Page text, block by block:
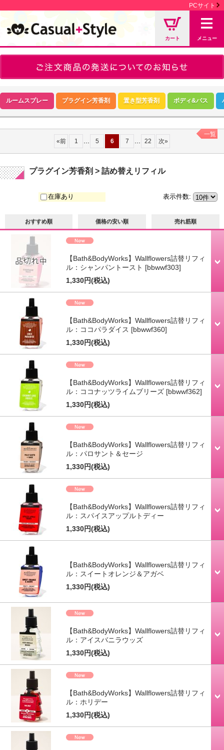
PCサイト
カート メニュー
ルームスプレー プラグイン芳香剤 置き型芳香剤 ボディ&バス
プラグイン芳香剤 > 詰め替えリフィル
一覧
おすすめ順 価格の安い順 売れ筋順
表示件数:
在庫あり
«前 1 5 6 7 22 次»
【Bath&BodyWorks】Wallflowers詰替リフィ
ル：シャンパントースト [bbwwf303]
1,330円(税込)
【Bath&BodyWorks】Wallflowers詰替リフィ
ル：ココパラダイス [bbwwf360]
1,330円(税込)
【Bath&BodyWorks】Wallflowers詰替リフィ
ル：ココナッツライムブリーズ [bbwwf362]
1,330円(税込)
【Bath&BodyWorks】Wallflowers詰替リフィ
ル：パロサント＆セージ
1,330円(税込)
【Bath&BodyWorks】Wallflowers詰替リフィ
ル：スパイスアップルトディー
1,330円(税込)
【Bath&BodyWorks】Wallflowers詰替リフィ
ル：スイートオレンジ＆アガベ
1,330円(税込)
【Bath&BodyWorks】Wallflowers詰替リフィ
ル：アイスバニラウッズ
1,330円(税込)
【Bath&BodyWorks】Wallflowers詰替リフィ
ル：ホリデー
1,330円(税込)